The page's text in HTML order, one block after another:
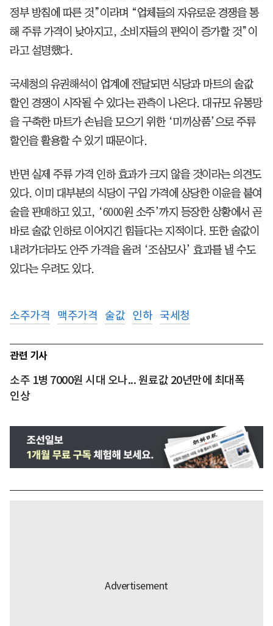
정부 방침에 따른 것”이라며 “업체들의 자유로운 경쟁을 통
해 주류 가격이 낮아지고, 소비자들의 편익이 증가할 것”이
라고 설명했다.
국세청의 유권해석이 업계에 전달되면 식당과 마트의 술값
할인 경쟁이 시작될 수 있다는 관측이 나온다. 대규모 유통망
을 구축한 마트가 손님을 모으기 위한 ‘미끼상품’으로 주류
할인을 활용할 수 있기 때문이다.
반면 실제 주류 가격 인하 효과가 크지 않을 것이라는 의견도
있다. 이미 대부분의 식당이 구입 가격에 상당한 이윤을 붙여
술을 판매하고 있고, ‘6000원 소주’까지 등장한 상황에서 곧
바로 술값 인하로 이어지긴 힘들다는 지적이다. 또한 술값이
내려가더라도 안주 가격을 올려 ‘조삼모사’ 효과를 낼 수도
있다는 우려도 있다.
소주가격 맥주가격 술값 인하 국세청
관련 기사
소주 1병 7000원 시대 오나... 원료값 20년만에 최대폭
인상